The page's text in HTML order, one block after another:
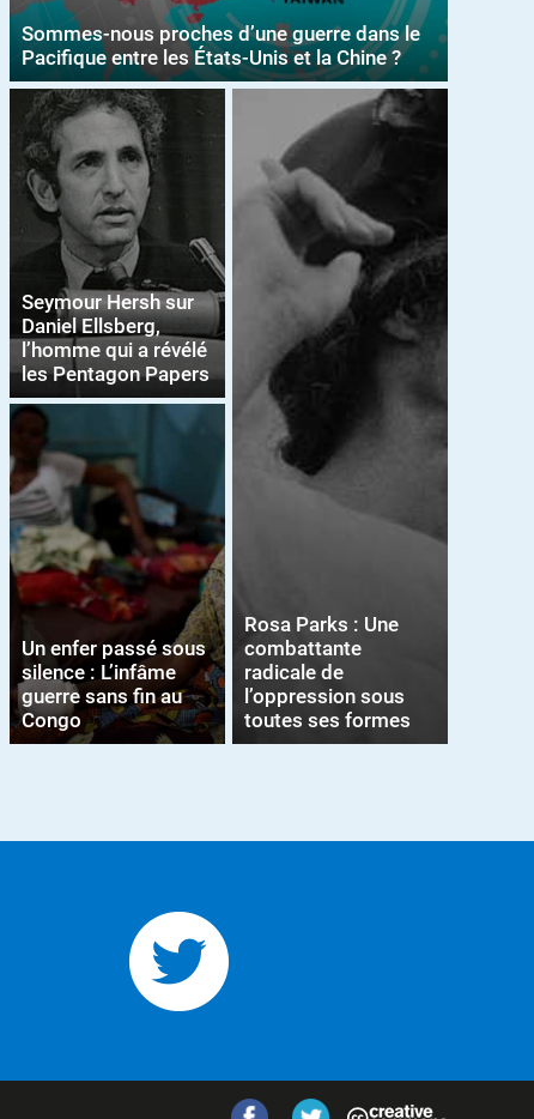
Sommes-nous proches d’une guerre dans le
Pacifique entre les États-Unis et la Chine ?
Seymour Hersh sur
Daniel Ellsberg,
l’homme qui a révélé
les Pentagon Papers
Un enfer passé sous
silence : L’infâme
guerre sans fin au
Congo
Rosa Parks : Une
combattante
radicale de
l’oppression sous
toutes ses formes